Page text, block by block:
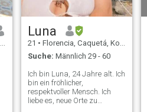
Luna
21 • Florencia, Caquetá, Kolumbien
Suche: Männlich 29 - 60
Ich bin Luna, 24 Jahre alt. Ich
bin ein fröhlicher,
respektvoller Mensch. Ich
liebe es, neue Orte zu